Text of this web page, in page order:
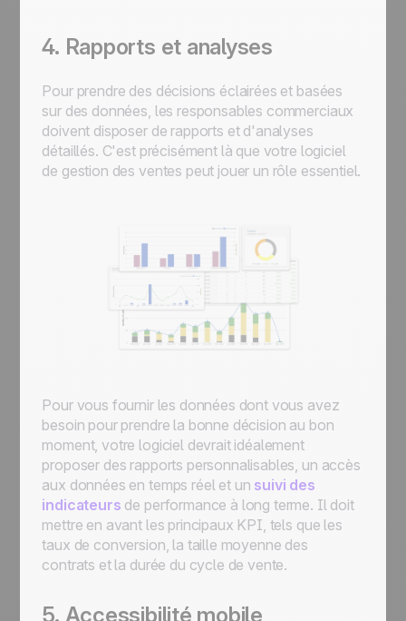
4. Rapports et analyses
Pour prendre des décisions éclairées et basées
sur des données, les responsables commerciaux
doivent disposer de rapports et d'analyses
détaillés. C'est précisément là que votre logiciel
de gestion des ventes peut jouer un rôle essentiel.
Pour vous fournir les données dont vous avez
besoin pour prendre la bonne décision au bon
moment, votre logiciel devrait idéalement
proposer des rapports personnalisables, un accès
aux données en temps réel et un suivi des
indicateurs de performance à long terme. Il doit
mettre en avant les principaux KPI, tels que les
taux de conversion, la taille moyenne des
contrats et la durée du cycle de vente.
5. Accessibilité mobile